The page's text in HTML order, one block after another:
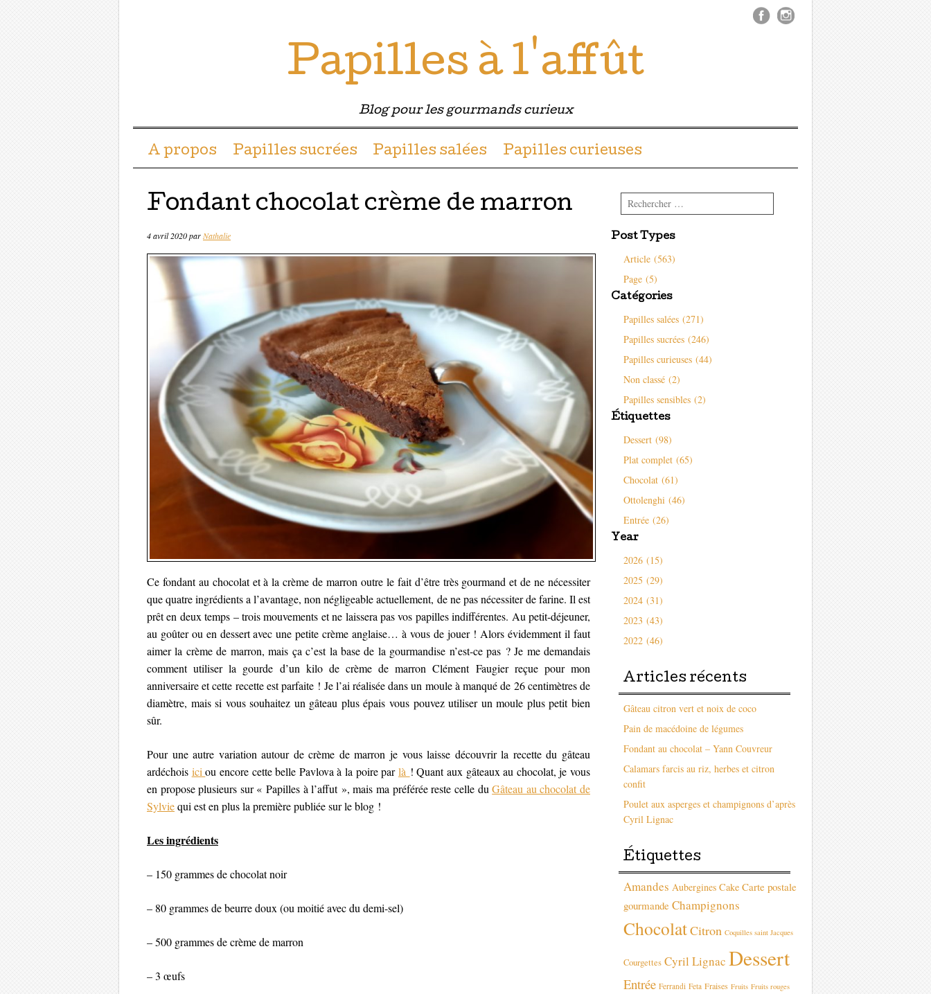
Papilles à l'affût
Blog pour les gourmands curieux
Menu ☰
Passer directement au contenu
A propos Papilles sucrées Papilles salées Papilles curieuses
Fondant chocolat crème de marron
4 avril 2020parNathalie
Ce fondant au chocolat et à la crème de marron outre le fait d’être très gourmand et de ne nécessiter
que quatre ingrédients a l’avantage, non négligeable actuellement, de ne pas nécessiter de farine. Il est
prêt en deux temps – trois mouvements et ne laissera pas vos papilles indifférentes. Au petit-déjeuner,
au goûter ou en dessert avec une petite crème anglaise… à vous de jouer ! Alors évidemment il faut
aimer la crème de marron, mais ça c’est la base de la gourmandise n’est-ce pas ? Je me demandais
comment utiliser la gourde d’un kilo de crème de marron Clément Faugier reçue pour mon
anniversaire et cette recette est parfaite ! Je l’ai réalisée dans un moule à manqué de 26 centimètres de
diamètre, mais si vous souhaitez un gâteau plus épais vous pouvez utiliser un moule plus petit bien
sûr.
Pour une autre variation autour de crème de marron je vous laisse découvrir la recette du gâteau
ardéchois iciou encore cette belle Pavlova à la poire parlà ! Quant aux gâteaux au chocolat, je vous
en propose plusieurs sur « Papilles à l’affut », mais ma préférée reste celle duGâteau au chocolat de
Sylviequi est en plus la première publiée sur le blog !
Les ingrédients
– 150 grammes de chocolat noir
– 80 grammes de beurre doux (ou moitié avec du demi-sel)
– 500 grammes de crème de marron
– 3 œufs
Rechercher
Post Types
Article (563)
Page (5)
Catégories
Papilles salées (271)
Papilles sucrées (246)
Papilles curieuses (44)
Non classé (2)
Papilles sensibles (2)
Étiquettes
Dessert (98)
Plat complet (65)
Chocolat (61)
Ottolenghi (46)
Entrée (26)
Year
2026 (15)
2025 (29)
2024 (31)
2023 (43)
2022 (46)
Articles récents
Gâteau citron vert et noix de coco
Pain de macédoine de légumes
Fondant au chocolat – Yann Couvreur
Calamars farcis au riz, herbes et citron
confit
Poulet aux asperges et champignons d’après
Cyril Lignac
Étiquettes
Amandes Aubergines Cake Carte postale
gourmande Champignons
ChocolatCitron Coquilles saint Jacques
Courgettes Cyril Lignac Dessert
Entrée Ferrandi Feta Fraises Fruits Fruits rouges